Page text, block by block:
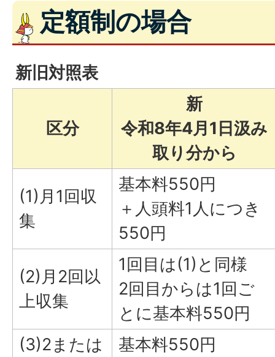
定額制の場合
新旧対照表
区分
新
令和8年4月1日汲み
取り分から
(1)月1回収
集
基本料550円
＋人頭料1人につき
550円
(2)月2回以
上収集
1回目は(1)と同様
2回目からは1回ご
とに基本料550円
(3)2または
基本料550円